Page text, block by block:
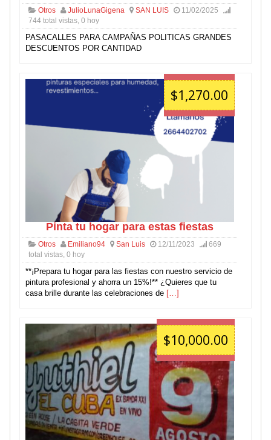
Otros JulioLunaGigena SAN LUIS
11/02/2025
744 total vistas, 0 hoy
PASACALLES PARA CAMPAÑAS POLITICAS GRANDES
DESCUENTOS POR CANTIDAD
$1,270.00
Pinta tu hogar para estas fiestas
Otros Emiliano94 San Luis 12/11/2023
669
total vistas, 0 hoy
**¡Prepara tu hogar para las fiestas con nuestro servicio de
pintura profesional y ahorra un 15%!** ¿Quieres que tu
casa brille durante las celebraciones de […]
$10,000.00